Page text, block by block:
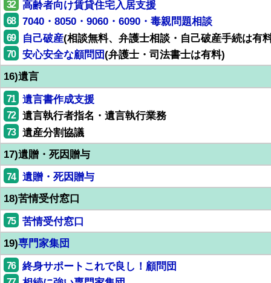
32 高齢者向け賃貸住宅入居支援
68 7040・8050・9060・6090・毒親問題相談
69 自己破産(相談無料、弁護士相談・自己破産手続は有
70 安心安全な顧問団(弁護士・司法書士は有料)
16)遺言
71 遺言書作成支援
72 遺言執行者指名・遺言執行業務
73
遺産分割協議
17)遺贈・死因贈与
74
遺贈・死因贈与
18)苦情受付窓口
75
苦情受付窓口
19)専門家集団
76 終身サポートこれで良し！顧問団